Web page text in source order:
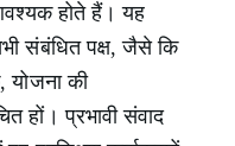
होते हैं। यह
संबंधित पक्ष, जैसे कि
योजना की
हों। प्रभावी संवाद